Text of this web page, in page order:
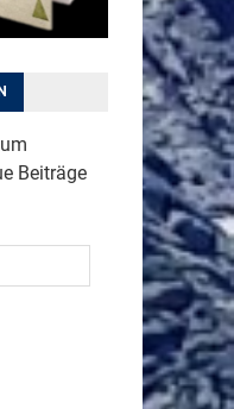
Beiträge